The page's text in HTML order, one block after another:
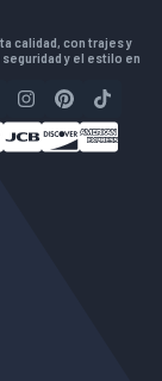
calidad, con trajes y
y el estilo en